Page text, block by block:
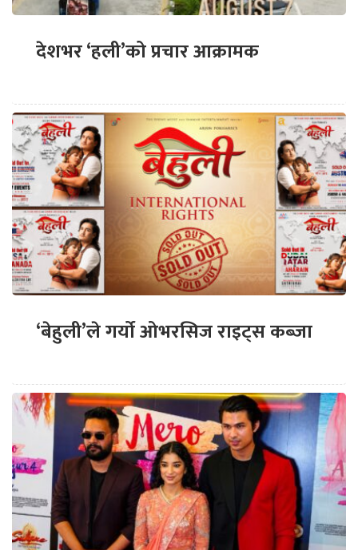
देशभर ‘हली’को प्रचार आक्रामक
‘बेहुली’ले गर्यो ओभरसिज राइट्स कब्जा